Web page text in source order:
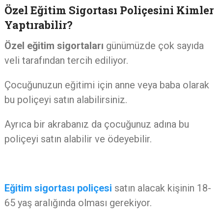
Özel Eğitim Sigortası Poliçesini Kimler
Yaptırabilir?
Özel eğitim sigortaları günümüzde çok sayıda
veli tarafından tercih ediliyor.
Çocuğunuzun eğitimi için anne veya baba olarak
bu poliçeyi satın alabilirsiniz.
Ayrıca bir akrabanız da çocuğunuz adına bu
poliçeyi satın alabilir ve ödeyebilir.
Eğitim sigortası poliçesi satın alacak kişinin 18-
65 yaş aralığında olması gerekiyor.